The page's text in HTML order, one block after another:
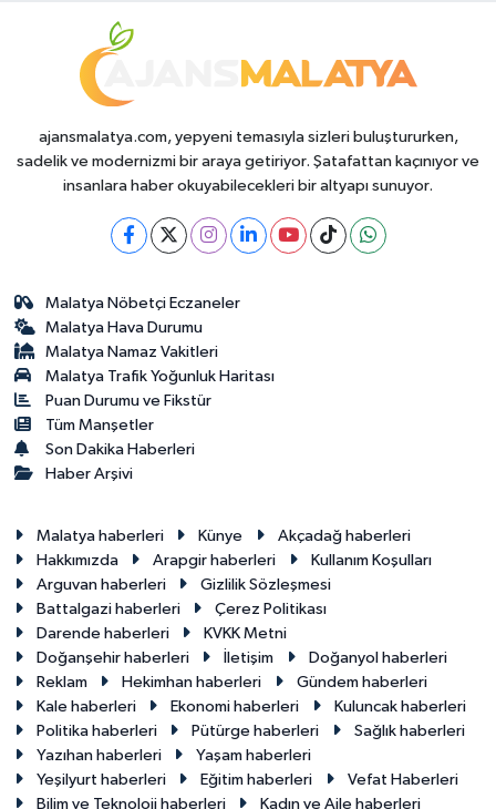
ajansmalatya.com, yepyeni temasıyla sizleri buluştururken,
sadelik ve modernizmi bir araya getiriyor. Şatafattan kaçınıyor ve
insanlara haber okuyabilecekleri bir altyapı sunuyor.
Malatya Nöbetçi Eczaneler
Malatya Hava Durumu
Malatya Namaz Vakitleri
Malatya Trafik Yoğunluk Haritası
Puan Durumu ve Fikstür
Tüm Manşetler
Son Dakika Haberleri
Haber Arşivi
Malatya haberleri Künye
Akçadağ haberleri
Hakkımızda
Arapgir haberleri
Kullanım Koşulları
Arguvan haberleri
Gizlilik Sözleşmesi
Battalgazi haberleri
Çerez Politikası
Darende haberleri
KVKK Metni
Doğanşehir haberleri
İletişim
Doğanyol haberleri
Reklam
Hekimhan haberleri
Gündem haberleri
Kale haberleri
Ekonomi haberleri
Kuluncak haberleri
Politika haberleri
Pütürge haberleri
Sağlık haberleri
Yazıhan haberleri
Yaşam haberleri
Yeşilyurt haberleri
Eğitim haberleri
Vefat Haberleri
Bilim ve Teknoloji haberleri
Kadın ve Aile haberleri